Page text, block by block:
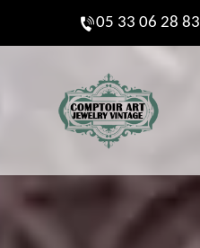
05 33 06 28 83